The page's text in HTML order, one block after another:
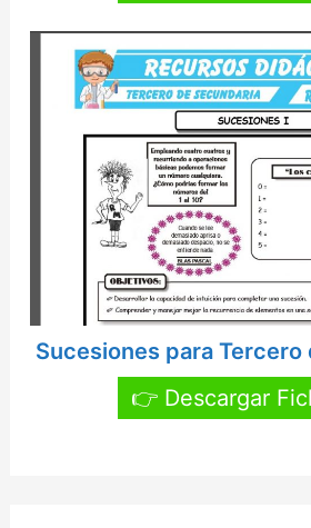
Sucesiones para Tercero
👉 Descargar